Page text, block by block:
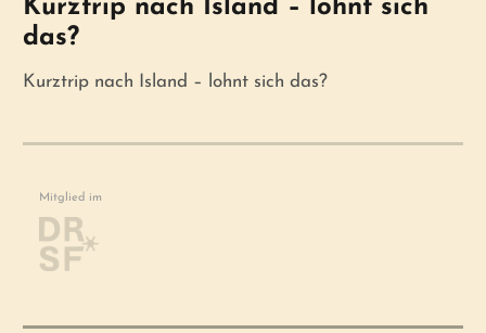
Kurztrip nach Island – lohnt sich
das?
Kurztrip nach Island – lohnt sich das?
Mitglied im